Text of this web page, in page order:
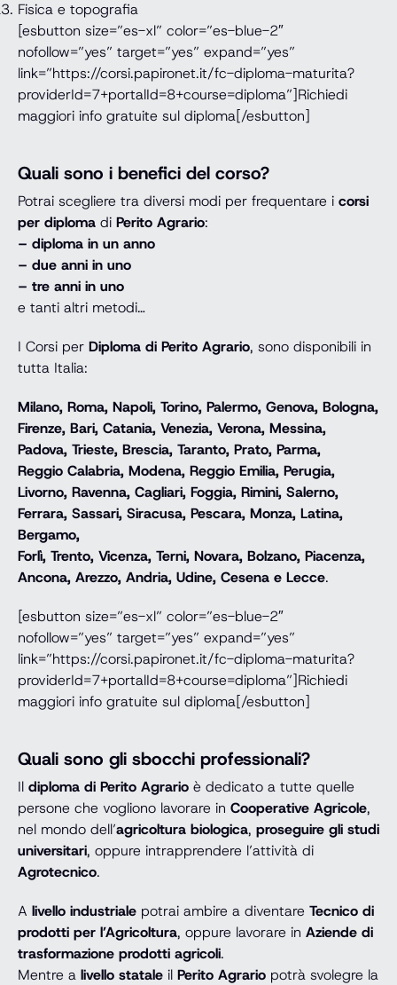
Fisica e topografia
[esbutton size=”es-xl” color=”es-blue-2″
nofollow=”yes” target=”yes” expand=”yes”
link=”https://corsi.papironet.it/fc-diploma-maturita?
providerId=7+portalId=8+course=diploma”]Richiedi
maggiori info gratuite sul diploma[/esbutton]
Quali sono i benefici del corso?
Potrai scegliere tra diversi modi per frequentare i corsi
per diploma di Perito Agrario:
– diploma in un anno
– due anni in uno
– tre anni in uno
e tanti altri metodi…
I Corsi per Diploma di Perito Agrario, sono disponibili in
tutta Italia:
Milano, Roma, Napoli, Torino, Palermo, Genova, Bologna,
Firenze, Bari, Catania, Venezia, Verona, Messina,
Padova, Trieste, Brescia, Taranto, Prato, Parma,
Reggio Calabria, Modena, Reggio Emilia, Perugia,
Livorno, Ravenna, Cagliari, Foggia, Rimini, Salerno,
Ferrara, Sassari, Siracusa, Pescara, Monza, Latina,
Bergamo,
Forlì, Trento, Vicenza, Terni, Novara, Bolzano, Piacenza,
Ancona, Arezzo, Andria, Udine, Cesena e Lecce.
[esbutton size=”es-xl” color=”es-blue-2″
nofollow=”yes” target=”yes” expand=”yes”
link=”https://corsi.papironet.it/fc-diploma-maturita?
providerId=7+portalId=8+course=diploma”]Richiedi
maggiori info gratuite sul diploma[/esbutton]
Quali sono gli sbocchi professionali?
Il diploma di Perito Agrario è dedicato a tutte quelle
persone che vogliono lavorare in Cooperative Agricole,
nel mondo dell’agricoltura biologica, proseguire gli studi
universitari, oppure intrapprendere l’attività di
Agrotecnico.
A livello industriale potrai ambire a diventare Tecnico di
prodotti per l’Agricoltura, oppure lavorare in Aziende di
trasformazione prodotti agricoli.
Mentre a livello statale il Perito Agrario potrà svolegre la